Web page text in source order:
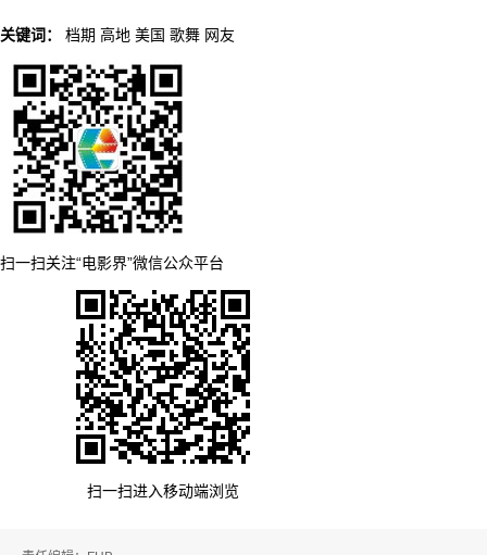
关键词： 档期 高地 美国 歌舞 网友
扫一扫关注“电影界”微信公众平台
扫一扫进入移动端浏览